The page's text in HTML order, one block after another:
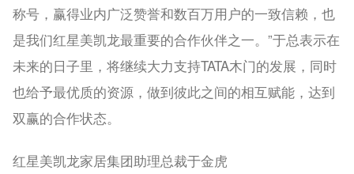
称号，赢得业内广泛赞誉和数百万用户的一致信赖，也
是我们红星美凯龙最重要的合作伙伴之一。”于总表示在
未来的日子里，将继续大力支持TATA木门的发展，同时
也给予最优质的资源，做到彼此之间的相互赋能，达到
双赢的合作状态。
红星美凯龙家居集团助理总裁于金虎